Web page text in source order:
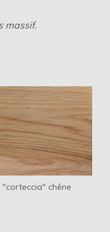
massif.
"corteccia" chêne